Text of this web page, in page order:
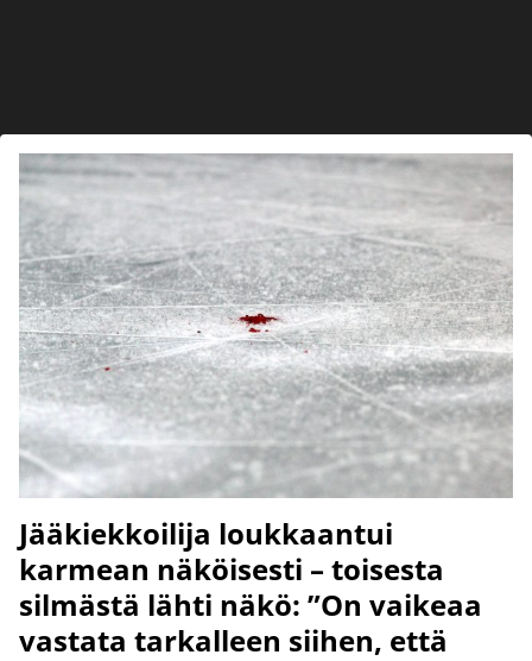
Jääkiekkoilija loukkaantui
karmean näköisesti – toisesta
silmästä lähti näkö: ”On vaikeaa
vastata tarkalleen siihen, että